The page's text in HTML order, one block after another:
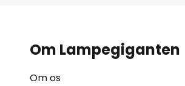
Om Lampegiganten
Om os